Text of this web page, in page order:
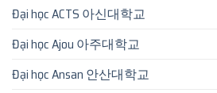
Đại học ACTS 아신대학교
Đại học Ajou 아주대학교
Đại học Ansan 안산대학교